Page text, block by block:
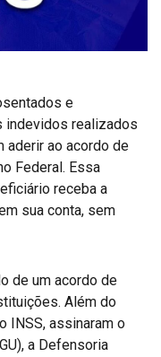
e
indevidos realizados
aderir ao acordo de
Federal. Essa
receba a
sua conta, sem
de um acordo de
Além do
INSS, assinaram o
a Defensoria